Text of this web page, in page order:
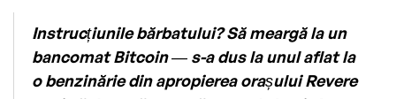
Instrucțiunile bărbatului? Să meargă la un
bancomat Bitcoin — s-a dus la unul aflat la
o benzinărie din apropierea orașului Revere